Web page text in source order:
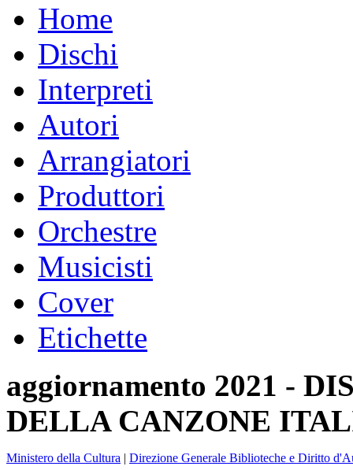
Home
Dischi
Interpreti
Autori
Arrangiatori
Produttori
Orchestre
Musicisti
Cover
Etichette
aggiornamento 2021 -
DELLA CANZONE
Ministero della Cultura | Direzione Generale Biblioteche e Diritto